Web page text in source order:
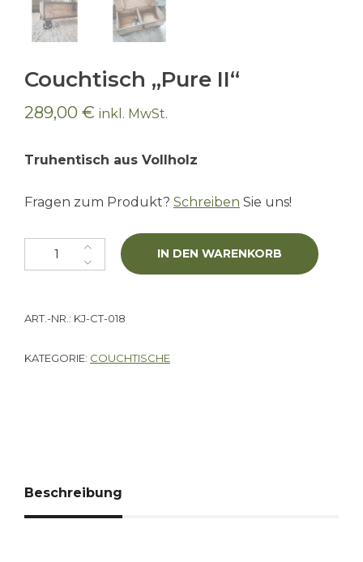
Couchtisch „Pure II“
289,00 € inkl. MwSt.
Truhentisch aus Vollholz
Fragen zum Produkt? Schreiben Sie uns!
Couchtisch "Pure II" Menge
IN DEN WARENKORB
ART.-NR.: KJ-CT-018
KATEGORIE: COUCHTISCHE
Beschreibung